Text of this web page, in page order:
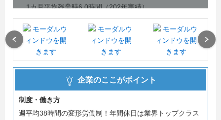
1カ月平均残業時6.0時間（202年実績）
など、社員のみなさんが働きやすい環境を整えた薬局で
す。
まずは、先輩の声を聞きに、会社説明会、店舗見学へぜひ
みなさまとお会いできる日を楽しみにしています！
企業のここがポイント
制度・働き方
週平均38時間の変形労働制！年間休日は業界トップクラス